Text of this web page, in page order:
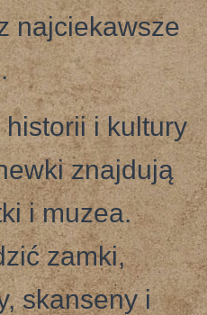
najciekawsze
historii i kultury
znajdują
i muzea.
zamki,
skanseny i